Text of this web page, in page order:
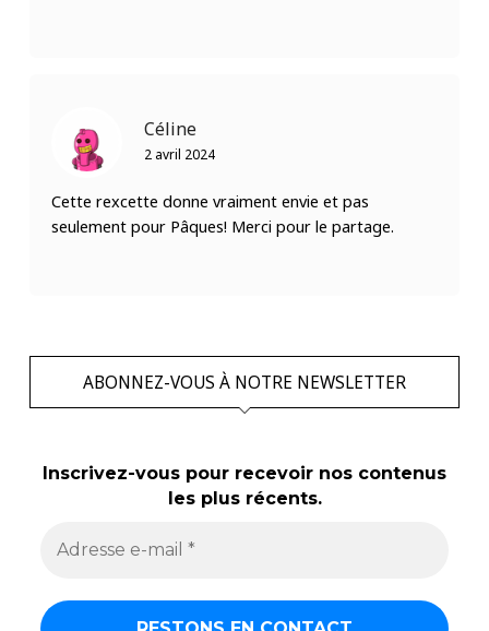
Céline
2 avril 2024
Cette rexcette donne vraiment envie et pas
seulement pour Pâques! Merci pour le partage.
ABONNEZ-VOUS À NOTRE NEWSLETTER
Inscrivez-vous pour recevoir nos contenus
les plus récents.